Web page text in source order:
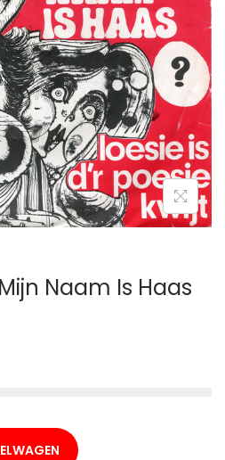
t
i
e
u
d
Naam Is Haas